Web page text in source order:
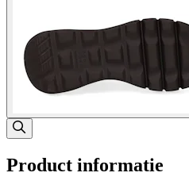
Product informatie